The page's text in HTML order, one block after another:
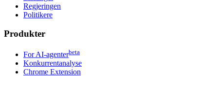
Regjeringen
Politikere
Produkter
For AI-agenterbeta
Konkurrentanalyse
Chrome Extension